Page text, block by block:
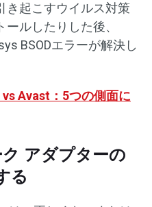
き起こすウイルス対策
ルしたりした後、
BSODエラーが解決し
Avast：5つの側面に
アダプターの
る